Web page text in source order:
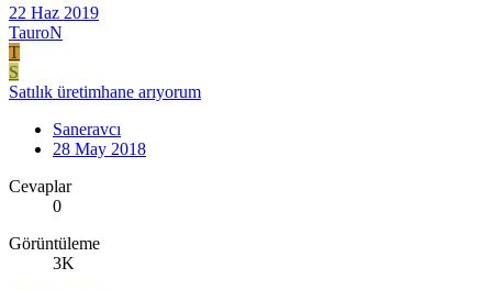
22 Haz 2019
TauroN
T
S
Satılık üretimhane arıyorum
Saneravcı
28 May 2018
Cevaplar
0
Görüntüleme
3K